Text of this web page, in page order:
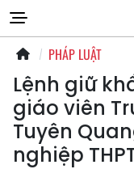
PHÁP LUẬT
Lệnh giữ
giáo viên
Tuyên
nghiệp